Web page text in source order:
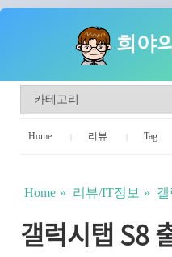
희야
Home 리뷰 Tag
Home 리뷰/IT정보
갤럭시탭 S8